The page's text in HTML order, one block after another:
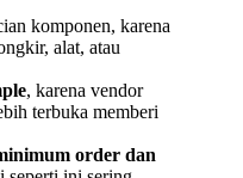
komponen, karena
alat, atau
, karena vendor
terbuka memberi
order dan